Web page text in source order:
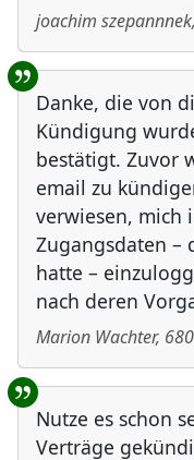
joachim szepannnek,
Danke, die von
Kündigung
bestätigt. Zuvor
email zu
verwiesen, mich
Zugangsdaten –
hatte –
nach deren
Marion Wachter,
Nutze es schon
Verträge